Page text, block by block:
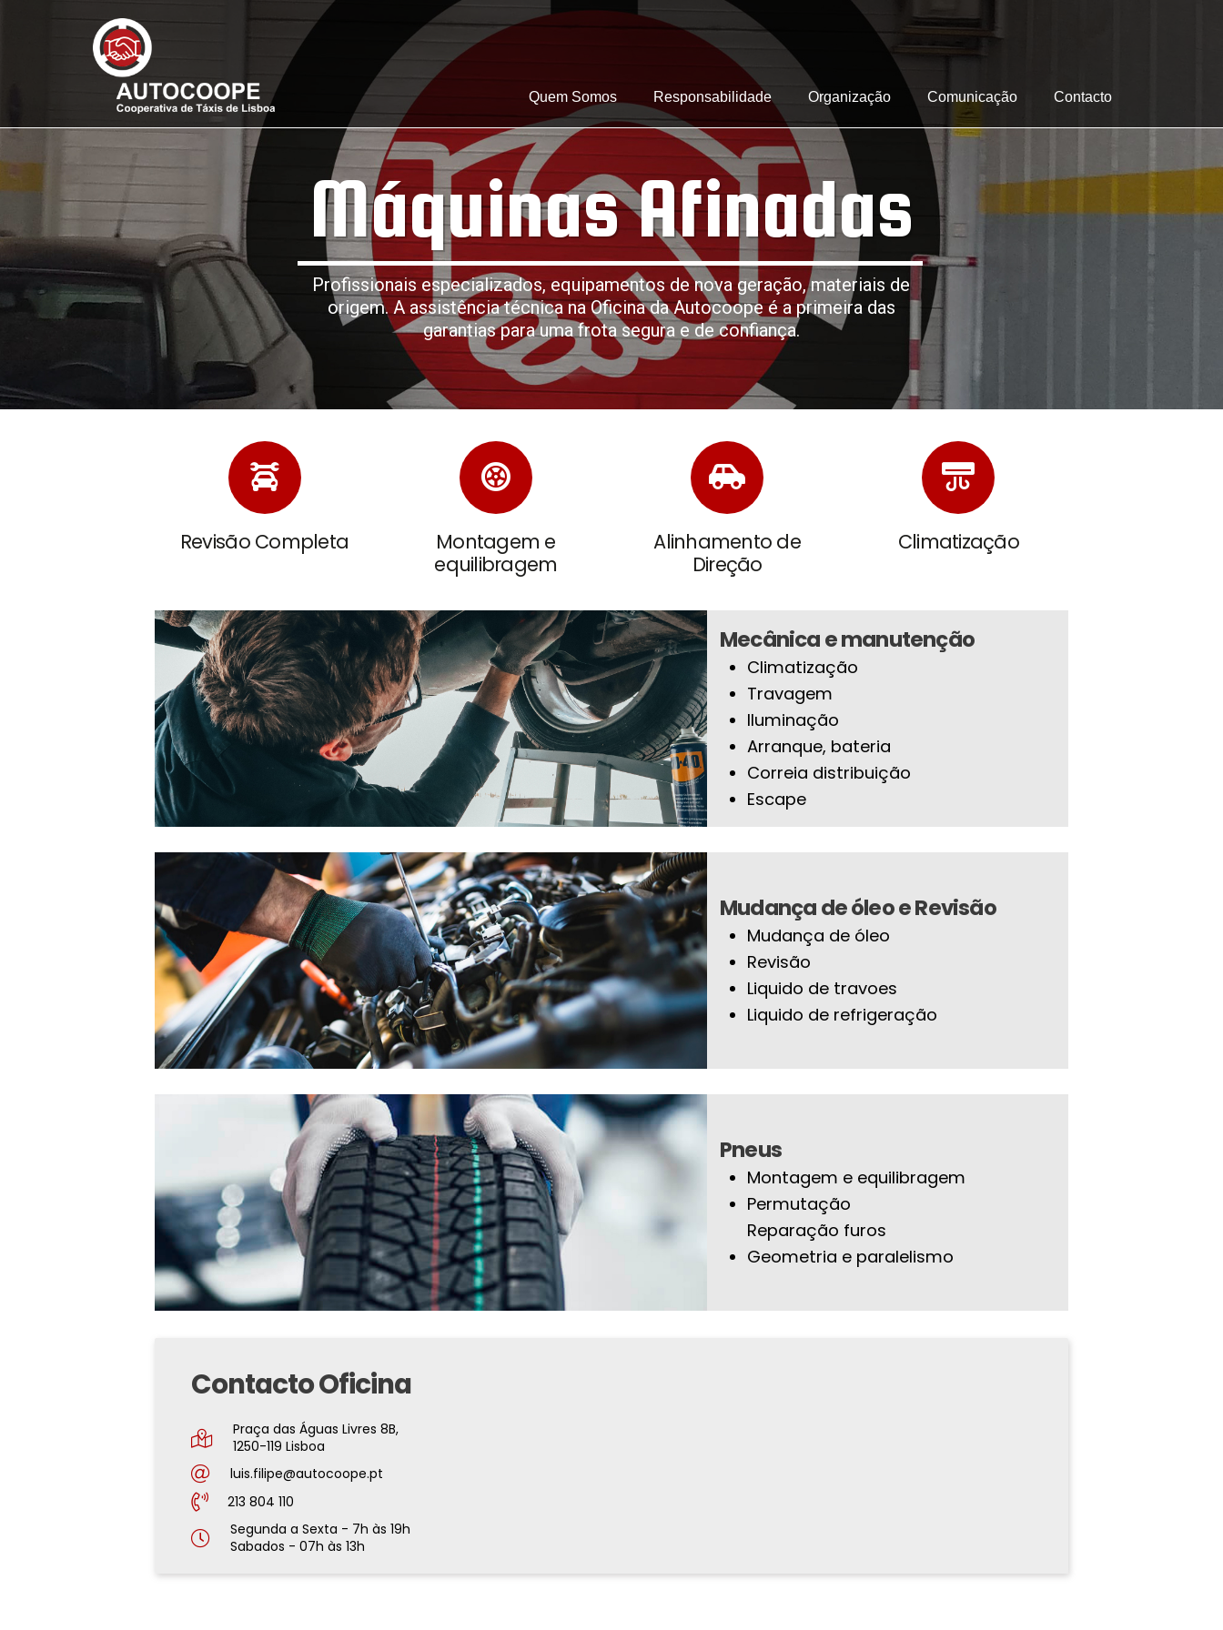
Quem Somos Responsabilidade Organização Comunicação Contacto
Profissionais especializados, equipamentos de nova geração, materiais de
origem. A assistência técnica na Oficina da Autocoope é a primeira das
garantias para uma frota segura e de confiança.
Máquinas Afinadas
Revisão Completa
Montagem e
equilibragem
Alinhamento de
Direção
Climatização
Mecânica e manutenção
Climatização
Travagem
Iluminação
Arranque, bateria
Correia distribuição
Escape
Mudança de óleo e Revisão
Mudança de óleo
Revisão
Liquido de travoes
Liquido de refrigeração
Pneus
Montagem e equilibragem
Permutação
Reparação furos
Geometria e paralelismo
Contacto Oficina
Praça das Águas Livres 8B,
1250-119 Lisboa
luis.filipe@autocoope.pt
213 804 110
Segunda a Sexta - 7h às 19h
Sabados - 07h às 13h